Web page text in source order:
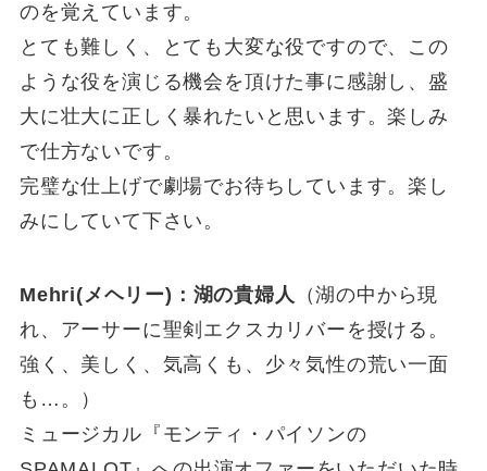
のを覚えています。
とても難しく、とても大変な役ですので、この
ような役を演じる機会を頂けた事に感謝し、盛
大に壮大に正しく暴れたいと思います。楽しみ
で仕方ないです。
完璧な仕上げで劇場でお待ちしています。楽し
みにしていて下さい。
Mehri(メヘリー)：湖の貴婦人 （湖の中から現
れ、アーサーに聖剣エクスカリバーを授ける。
強く、美しく、気高くも、少々気性の荒い一面
も…。）
ミュージカル『モンティ・パイソンの